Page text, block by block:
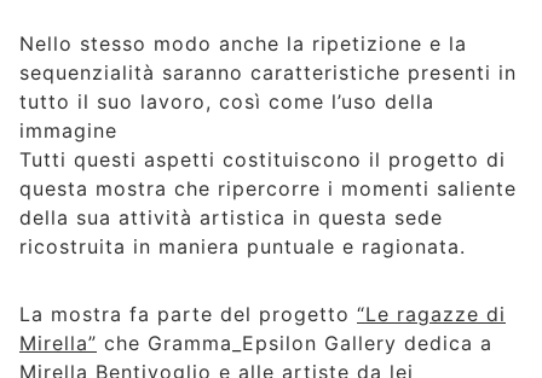
Nello stesso modo anche la ripetizione e la
sequenzialità saranno caratteristiche presenti in
tutto il suo lavoro, così come l’uso della
immagine
Tutti questi aspetti costituiscono il progetto di
questa mostra che ripercorre i momenti saliente
della sua attività artistica in questa sede
ricostruita in maniera puntuale e ragionata.
La mostra fa parte del progetto “Le ragazze di
Mirella” che Gramma_Epsilon Gallery dedica a
Mirella Bentivoglio e alle artiste da lei